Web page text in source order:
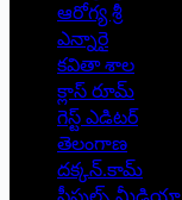
ఆరోగ్య శ్రీ
ఎన్నారై
కవితా శాల
క్లాస్ రూమ్
గెస్ట్ ఎడిటర్
తెలంగాణ
దక్కన్.కామ్
పీపుల్స్ ‌మీడియా